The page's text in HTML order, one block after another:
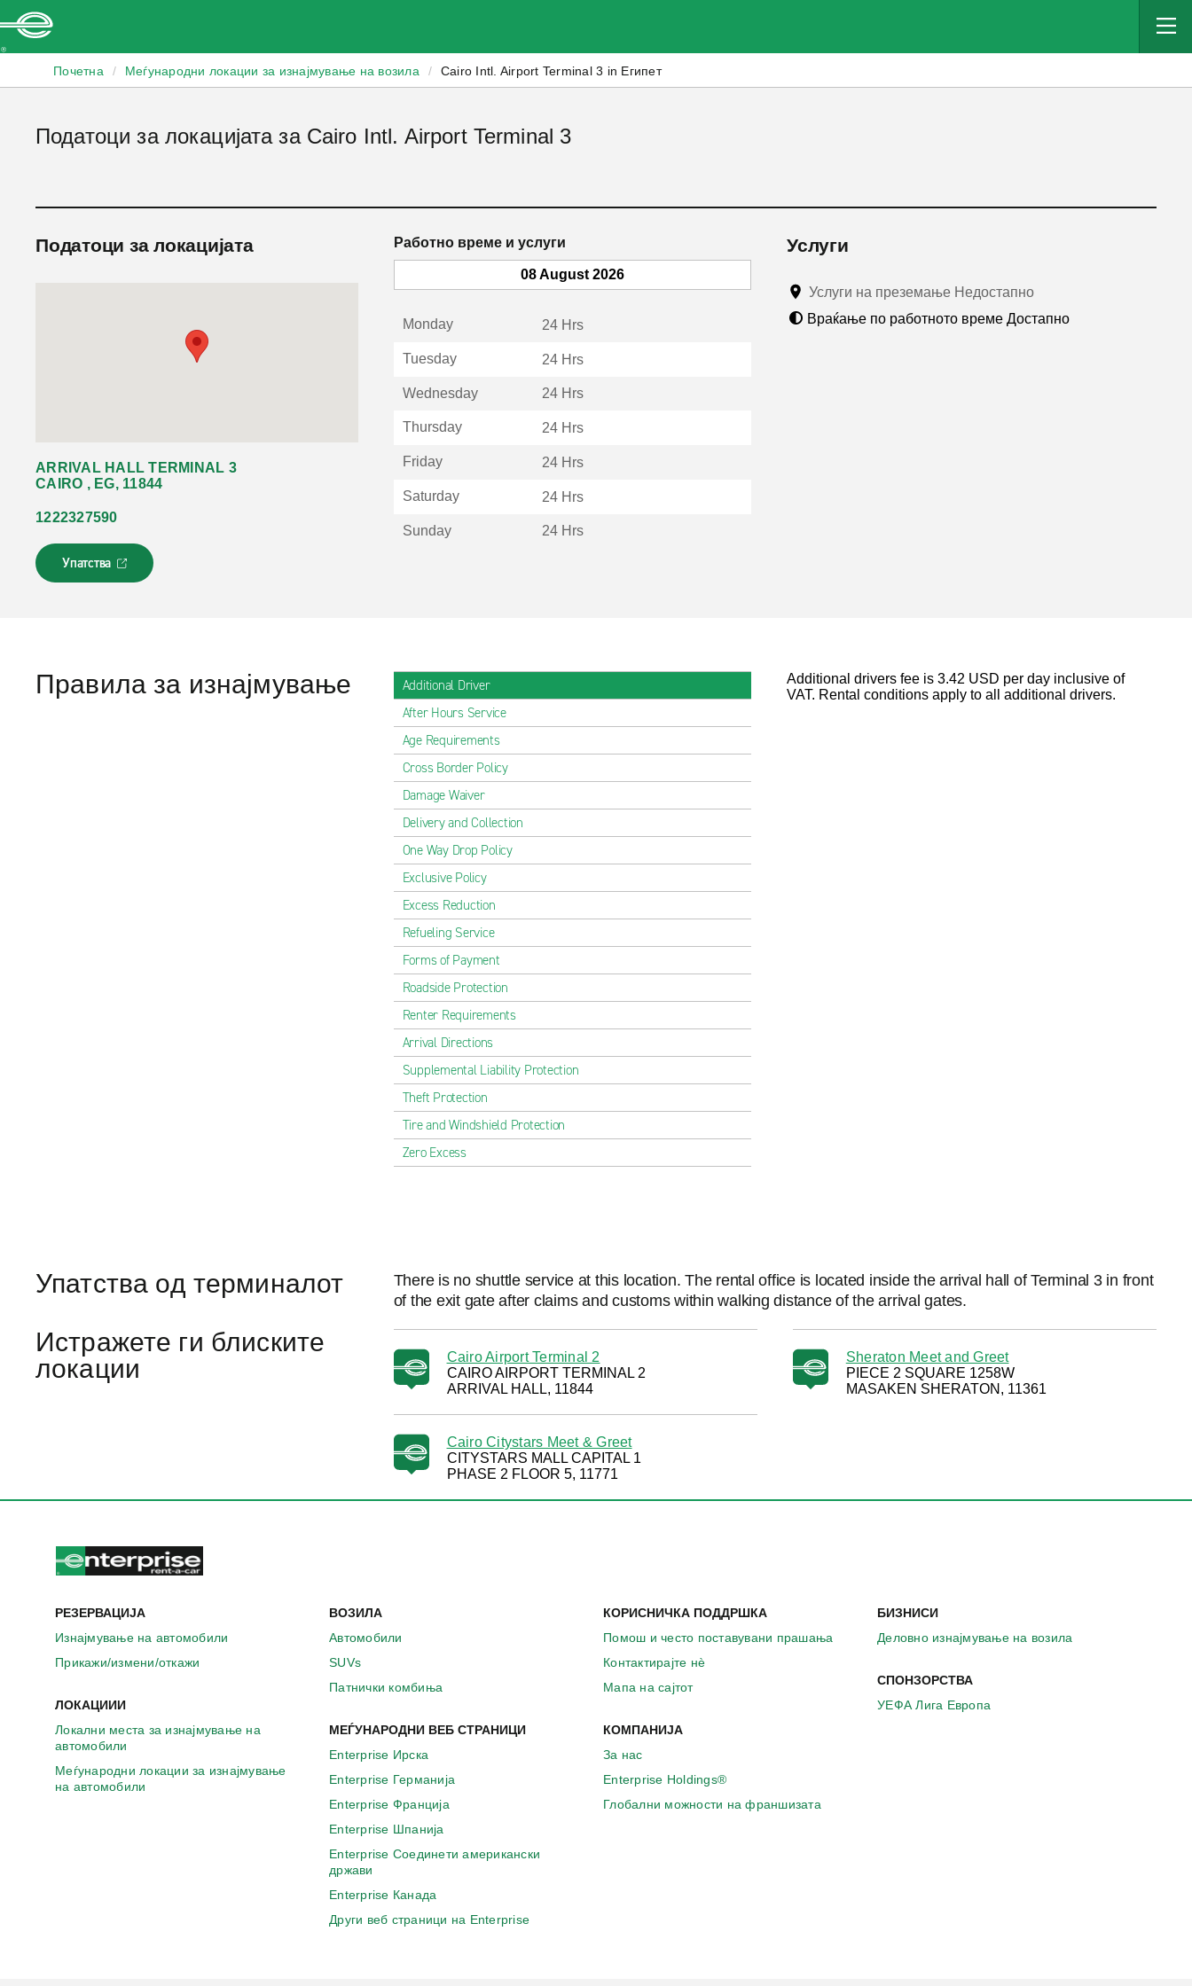
Почетна / Меѓународни локации за изнајмување на возила / Cairo Intl. Airport Terminal 3 in Египет
Податоци за локацијата за Cairo Intl. Airport Terminal 3
Податоци за локацијата
ARRIVAL HALL TERMINAL 3
CAIRO , EG, 11844
1222327590
Упатства
Л
и
е
Работно време и услуги
08 August 2026
Monday 24 Hrs
Tuesday 24 Hrs
Wednesday 24 Hrs
Thursday 24 Hrs
Friday 24 Hrs
Saturday 24 Hrs
Sunday 24 Hrs
Услуги
Услуги на преземање Недостапно
Враќање по работното време Достапно
Правила за изнајмување
Additional Driver
After Hours Service
Age Requirements
Cross Border Policy
Damage Waiver
Delivery and Collection
One Way Drop Policy
Exclusive Policy
Excess Reduction
Refueling Service
Forms of Payment
Roadside Protection
Renter Requirements
Arrival Directions
Supplemental Liability Protection
Theft Protection
Tire and Windshield Protection
Zero Excess
Additional drivers fee is 3.42 USD per day inclusive of
VAT. Rental conditions apply to all additional drivers.
Упатства од терминалот
There is no shuttle service at this location. The rental office is located inside the arrival hall of Terminal 3 in front
of the exit gate after claims and customs within walking distance of the arrival gates.
Истражете ги блиските
локации
Cairo Airport Terminal 2
CAIRO AIRPORT TERMINAL 2
ARRIVAL HALL, 11844
Sheraton Meet and Greet
PIECE 2 SQUARE 1258W
MASAKEN SHERATON, 11361
Cairo Citystars Meet & Greet
CITYSTARS MALL CAPITAL 1
PHASE 2 FLOOR 5, 11771
РЕЗЕРВАЦИЈА
Изнајмување на автомобили
Прикажи/измени/откажи
ЛОКАЦИИИ
Локални места за изнајмување на
автомобили
Меѓународни локации за изнајмување
на автомобили
ВОЗИЛА
Автомобили
SUVs
Патнички комбиња
МЕЃУНАРОДНИ ВЕБ СТРАНИЦИ
Enterprise Ирска
Enterprise Германија
Enterprise Франција
Enterprise Шпанија
Enterprise Соединети американски
држави
Enterprise Канада
Други веб страници на Enterprise
КОРИСНИЧКА ПОДДРШКА
Помош и често поставувани прашања
Контактирајте нѐ
Мапа на сајтот
КОМПАНИЈА
За нас
Enterprise Holdings®
Глобални можности на франшизата
БИЗНИСИ
Деловно изнајмување на возила
СПОНЗОРСТВА
УЕФА Лига Европа